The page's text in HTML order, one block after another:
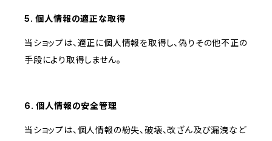
5. 個人情報の適正な取得
当ショップは、適正に個人情報を取得し、偽りその他不正の
手段により取得しません。
6. 個人情報の安全管理
当ショップは、個人情報の紛失、破壊、改ざん及び漏洩など